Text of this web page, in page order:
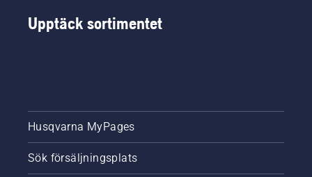
för att
lyfta
för att
bevara
den
biologiska
Upptäck sortimentet
Husqvarna MyPages
Sök försäljningsplats